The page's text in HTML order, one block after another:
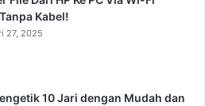
Kabel!
27, 2025
10 Jari dengan Mudah dan